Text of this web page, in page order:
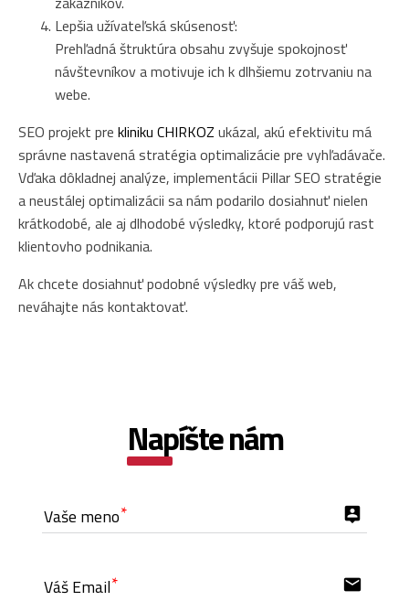
Lepšia užívateľská skúsenosť:
Prehľadná štruktúra obsahu zvyšuje spokojnosť
návštevníkov a motivuje ich k dlhšiemu zotrvaniu na
webe.
SEO projekt pre kliniku CHIRKOZ ukázal, akú efektivitu má
správne nastavená stratégia optimalizácie pre vyhľadávače.
Vďaka dôkladnej analýze, implementácii Pillar SEO stratégie
a neustálej optimalizácii sa nám podarilo dosiahnuť nielen
krátkodobé, ale aj dlhodobé výsledky, ktoré podporujú rast
klientovho podnikania.
Ak chcete dosiahnuť podobné výsledky pre váš web,
neváhajte nás kontaktovať.
Napíšte nám
Vaše meno person_pin
Váš Email email